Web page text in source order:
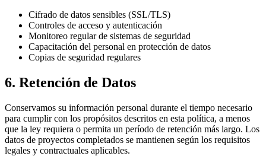
Cifrado de datos sensibles (SSL/TLS)
Controles de acceso y autenticación
Monitoreo regular de sistemas de seguridad
Capacitación del personal en protección de datos
Copias de seguridad regulares
6. Retención de Datos
Conservamos su información personal durante el tiempo necesario
para cumplir con los propósitos descritos en esta política, a menos
que la ley requiera o permita un período de retención más largo. Los
datos de proyectos completados se mantienen según los requisitos
legales y contractuales aplicables.